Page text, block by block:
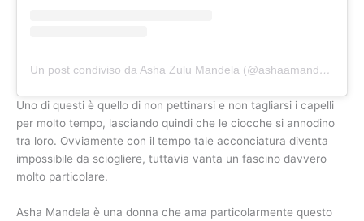
Un post condiviso da Asha Zulu Mandela (@ashaamandela)
Uno di questi è quello di non pettinarsi e non tagliarsi i capelli
per molto tempo, lasciando quindi che le ciocche si annodino
tra loro. Ovviamente con il tempo tale acconciatura diventa
impossibile da sciogliere, tuttavia vanta un fascino davvero
molto particolare.
Asha Mandela è una donna che ama particolarmente questo